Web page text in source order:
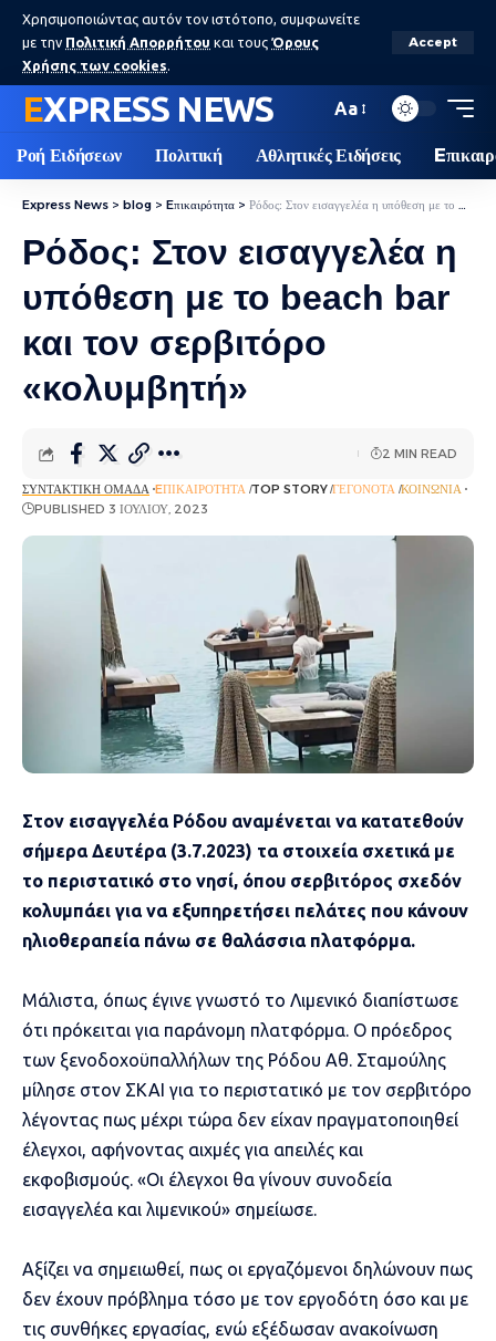
Χρησιμοποιώντας αυτόν τον ιστότοπο, συμφωνείτε
με την Πολιτική Απορρήτου και τους Όρους
Χρήσης των cookies.
Accept
EXPRESS NEWS Aa
Ροή Ειδήσεων Πολιτική Αθλητικές Ειδήσεις
Express News > blog > Eπικαιρότητα > Ρόδος: Στον εισαγγελέα η υπόθεση με το beach bar και τον σερβιτόρο «κολυμβητή»
Ρόδος: Στον εισαγγελέα η
υπόθεση με το beach bar
και τον σερβιτόρο
«κολυμβητή»
ΣΥΝΤΑΚΤΙΚΉ ΟΜΆΔΑ EΠΙΚΑΙΡΌΤΗΤΑ TOP STORY ΓΕΓΟΝΌΤΑ ΚΟΙΝΩΝΊΑ
PUBLISHED 3 ΙΟΥΛΊΟΥ, 2023
2 MIN READ
Στον εισαγγελέα Ρόδου αναμένεται να κατατεθούν
σήμερα Δευτέρα (3.7.2023) τα στοιχεία σχετικά με
το περιστατικό στο νησί, όπου σερβιτόρος σχεδόν
κολυμπάει για να εξυπηρετήσει πελάτες που κάνουν
ηλιοθεραπεία πάνω σε θαλάσσια πλατφόρμα.
Μάλιστα, όπως έγινε γνωστό το Λιμενικό διαπίστωσε
ότι πρόκειται για παράνομη πλατφόρμα. Ο πρόεδρος
των ξενοδοχοϋπαλλήλων της Ρόδου Αθ. Σταμούλης
μίλησε στον ΣΚΑΙ για το περιστατικό με τον σερβιτόρο
λέγοντας πως μέχρι τώρα δεν είχαν πραγματοποιηθεί
έλεγχοι, αφήνοντας αιχμές για απειλές και
εκφοβισμούς. «Οι έλεγχοι θα γίνουν συνοδεία
εισαγγελέα και λιμενικού» σημείωσε.
Αξίζει να σημειωθεί, πως οι εργαζόμενοι δηλώνουν πως
δεν έχουν πρόβλημα τόσο με τον εργοδότη όσο και με
τις συνθήκες εργασίας, ενώ εξέδωσαν ανακοίνωση